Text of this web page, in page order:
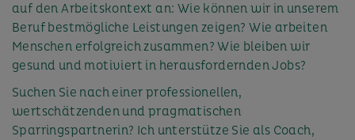
auf den Arbeitskontext an: Wie können wir in unserem
Beruf bestmögliche Leistungen zeigen? Wie arbeiten
Menschen erfolgreich zusammen? Wie bleiben wir
gesund und motiviert in herausfordernden Jobs?
Suchen Sie nach einer professionellen,
wertschätzenden und pragmatischen
Sparringspartnerin? Ich unterstütze Sie als Coach,